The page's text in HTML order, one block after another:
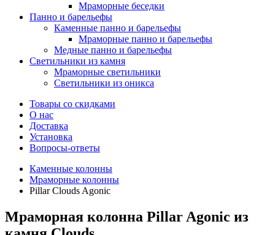
Мраморные беседки
Панно и барельефы
Каменные панно и барельефы
Мраморные панно и барельефы
Медные панно и барельефы
Светильники из камня
Мраморные светильники
Светильники из оникса
Товары со скидками
О нас
Доставка
Установка
Вопросы-ответы
Каменные колонны
Мраморные колонны
Pillar Clouds Agonic
Мраморная колонна Pillar Agonic из